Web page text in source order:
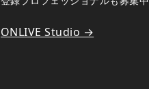
ONLIVE Studio →